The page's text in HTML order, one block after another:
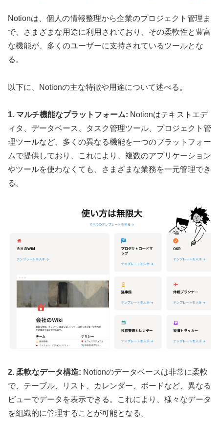
Notionは、個人の情報整理から企業のプロジェクト管理ま
で、さまざまな用途に利用されており、その柔軟性と豊富
な機能が、多くのユーザーに支持されているツールとな
る。
以下に、Notionの主な特徴や用途について述べる。
1. マルチ機能なプラットフォーム: Notionはテキストエデ
ィタ、データベース、タスク管理ツール、プロジェクト管
理ツールなど、多くの異なる機能を一つのプラットフォー
ムで提供しており、これにより、複数のアプリケーション
やツールを使わなくても、さまざまな業務を一元管理でき
る。
2. 柔軟なデータ構造: Notionのデータベースは非常に柔軟
で、テーブル、リスト、カレンダー、ボードなど、異なる
ビューでデータを表示できる。これにより、様々なデータ
を組織的に管理することが可能となる。